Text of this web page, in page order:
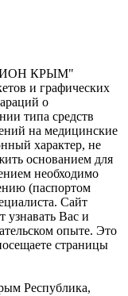
КРЫМ"
и графических
о
типа средств
на медицинские
характер, не
основанием для
необходимо
(паспортом
Сайт
узнавать Вас и
опыте. Это
страницы
Республика,